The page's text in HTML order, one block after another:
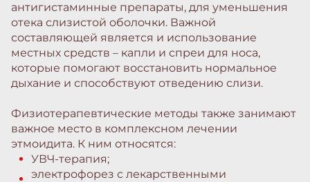
антигистаминные препараты, для уменьшения
отека слизистой оболочки. Важной
составляющей является и использование
местных средств – капли и спреи для носа,
которые помогают восстановить нормальное
дыхание и способствуют отведению слизи.
Физиотерапевтические методы также занимают
важное место в комплексном лечении
этмоидита. К ним относятся:
УВЧ-терапия;
электрофорез с лекарственными